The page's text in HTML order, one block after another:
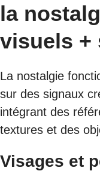
la
visuels +
La nostalgie
sur des signaux
intégrant des
textures et des
Visages et